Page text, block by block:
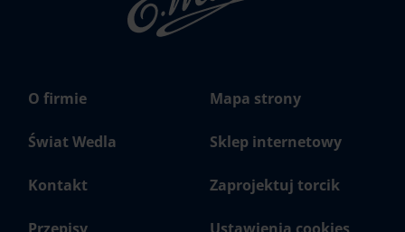
Wedel.pl
O firmie
Świat Wedla
Kontakt
Mapa strony
Sklep internetowy
Zaprojektuj torcik